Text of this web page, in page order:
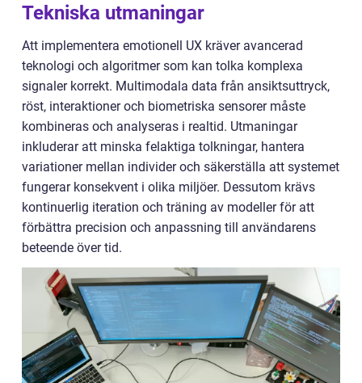
Tekniska utmaningar
Att implementera emotionell UX kräver avancerad
teknologi och algoritmer som kan tolka komplexa
signaler korrekt. Multimodala data från ansiktsuttryck,
röst, interaktioner och biometriska sensorer måste
kombineras och analyseras i realtid. Utmaningar
inkluderar att minska felaktiga tolkningar, hantera
variationer mellan individer och säkerställa att systemet
fungerar konsekvent i olika miljöer. Dessutom krävs
kontinuerlig iteration och träning av modeller för att
förbättra precision och anpassning till användarens
beteende över tid.